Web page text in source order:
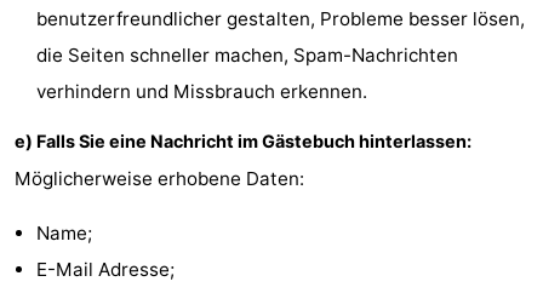
benutzerfreundlicher gestalten, Probleme besser lösen,
die Seiten schneller machen, Spam-Nachrichten
verhindern und Missbrauch erkennen.
e) Falls Sie eine Nachricht im Gästebuch hinterlassen:
Möglicherweise erhobene Daten:
Name;
E-Mail Adresse;